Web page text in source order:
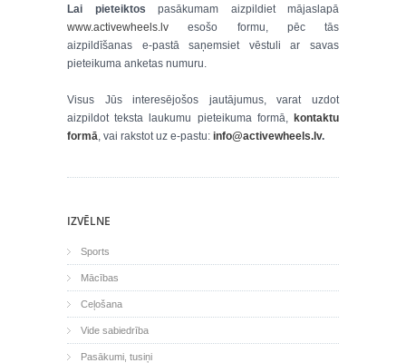
Lai pieteiktos pasākumam aizpildiet mājaslapā
www.activewheels.lv esošo formu, pēc tās
aizpildīšanas e-pastā saņemsiet vēstuli ar savas
pieteikuma anketas numuru.
Visus Jūs interesējošos jautājumus, varat uzdot
aizpildot teksta laukumu pieteikuma formā, kontaktu
formā, vai rakstot uz e-pastu: info@activewheels.lv.
IZVĒLNE
Sports
Mācības
Ceļošana
Vide sabiedrība
Pasākumi, tusiņi